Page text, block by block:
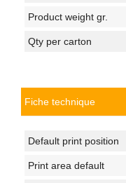
Product weight gr.
Qty per carton
Fiche technique
Default print position
Print area default